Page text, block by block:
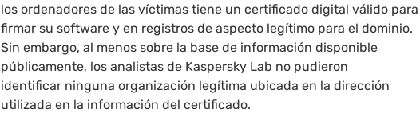
los ordenadores de las víctimas tiene un certificado digital válido para
firmar su software y en registros de aspecto legítimo para el dominio.
Sin embargo, al menos sobre la base de información disponible
públicamente, los analistas de Kaspersky Lab no pudieron
identificar ninguna organización legítima ubicada en la dirección
utilizada en la información del certificado.